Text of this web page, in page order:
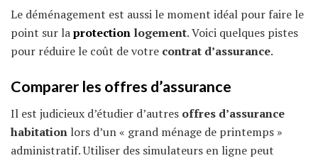
Le déménagement est aussi le moment idéal pour faire le
point sur laprotection logement. Voici quelques pistes
pour réduire le coût de votre contrat d’assurance.
Comparer les offres d’assurance
Il est judicieux d’étudier d’autres offres d’assurance
habitation lors d’un « grand ménage de printemps »
administratif. Utiliser des simulateurs en ligne peut